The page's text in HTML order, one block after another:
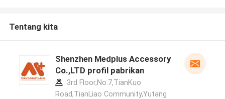
Tentang kita
Shenzhen Medplus Accessory
Co.,LTD profil pabrikan
3rd Floor,No.7,TianKuo
Road,TianLiao Community,Yutang